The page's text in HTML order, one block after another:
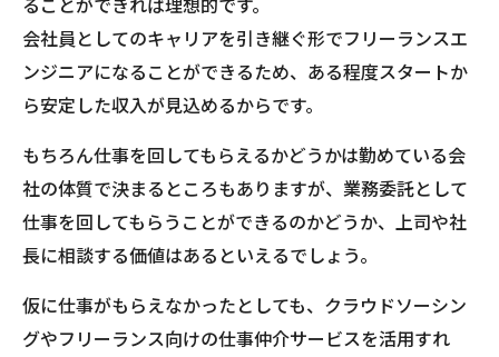
会社員としてのキャリアを引き継ぐ形でフリーランスエ
ンジニアになることができるため、ある程度スタートか
ら安定した収入が見込めるからです。
もちろん仕事を回してもらえるかどうかは勤めている会
社の体質で決まるところもありますが、業務委託として
仕事を回してもらうことができるのかどうか、上司や社
長に相談する価値はあるといえるでしょう。
仮に仕事がもらえなかったとしても、クラウドソーシン
グやフリーランス向けの仕事仲介サービスを活用すれ